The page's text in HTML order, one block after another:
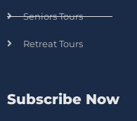
Seniors Tours
Retreat Tours
Subscribe Now